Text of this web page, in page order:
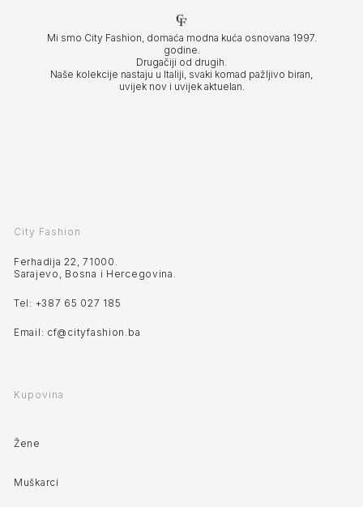
Mi smo City Fashion, domaća modna kuća osnovana 1997.
godine.
Drugačiji od drugih.
Naše kolekcije nastaju u Italiji, svaki komad pažljivo biran,
uvijek nov i uvijek aktuelan.
City Fashion
Ferhadija 22, 71000.
Sarajevo, Bosna i Hercegovina.
Tel: +387 65 027 185
Email: cf@cityfashion.ba
Kupovina
Žene
Muškarci